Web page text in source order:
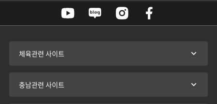
체육관련 사이트
충남관련 사이트